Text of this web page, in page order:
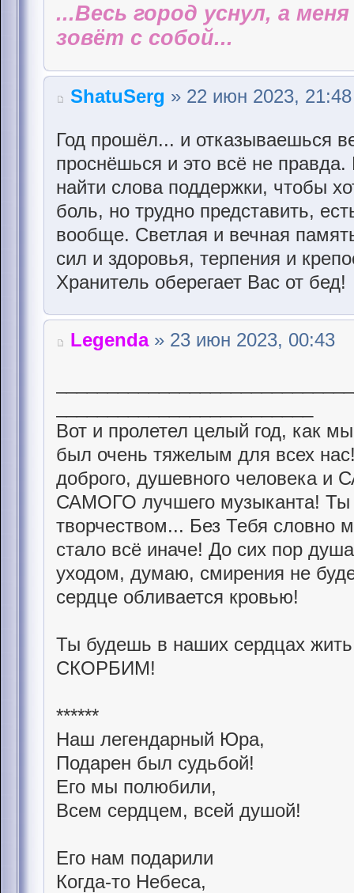
...Весь город уснул, а
зовёт с собой...
ShatuSerg » 22 июн 2023, 21:48
Год прошёл... и отказываешься
проснёшься и это всё не
найти слова поддержки, чтобы
боль, но трудно представить,
вообще. Светлая и вечная
сил и здоровья, терпения и
Хранитель оберегает Вас от бед!
Legenda» 23 июн 2023, 00:43
Вот и пролетел целый год, как
был очень тяжелым для всех
доброго, душевного человека
САМОГО лучшего музыканта! Ты
творчеством... Без Тебя словно
стало всё иначе! До сих пор
уходом, думаю, смирения не
сердце обливается кровью!
Ты будешь в наших сердцах
СКОРБИМ!
******
Наш легендарный Юра,
Подарен был судьбой!
Его мы полюбили,
Всем сердцем, всей душой!
Его нам подарили
Когда-то Небеса,